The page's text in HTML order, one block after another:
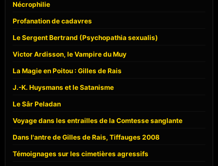
Nécrophilie
Profanation de cadavres
Le Sergent Bertrand (Psychopathia sexualis)
Victor Ardisson, le Vampire du Muy
La Magie en Poitou : Gilles de Rais
J.-K. Huysmans et le Satanisme
Le Sâr Peladan
Voyage dans les entrailles de la Comtesse sanglante
Dans l'antre de Gilles de Rais, Tiffauges 2008
Témoignages sur les cimetières agressifs